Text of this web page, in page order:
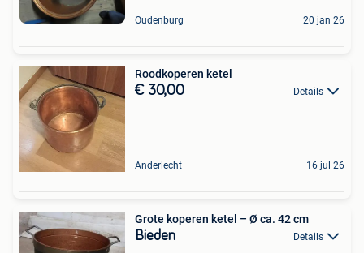
Oudenburg 20 jan 26
Roodkoperen ketel
€ 30,00 Details
Anderlecht 16 jul 26
Grote koperen ketel – Ø ca. 42 cm
Bieden Details